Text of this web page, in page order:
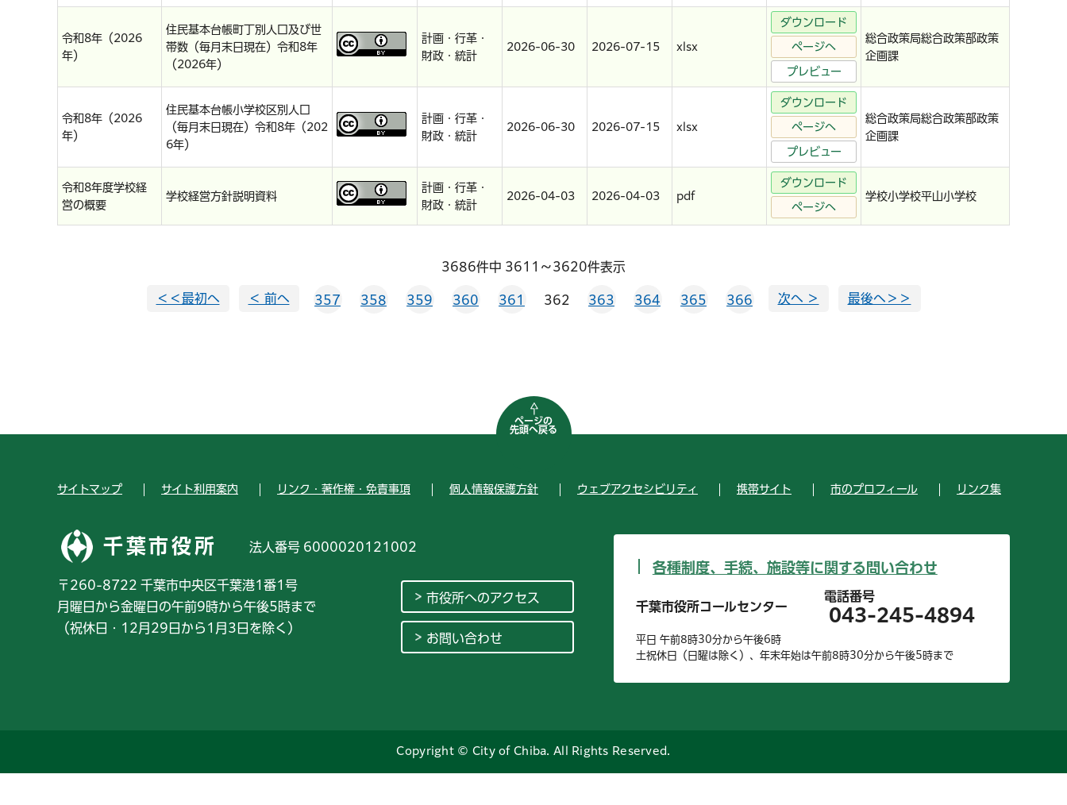
令和8年（2026
年）
住民基本台帳町丁別人口及び世
帯数（毎月末日現在）令和8年
（2026年）
計画・行革・
財政・統計
2026-06-30 2026-07-15 xlsx
ダウンロード
ページへ
プレビュー
総合政策局総合政策部政策
企画課
令和8年（2026
年）
住民基本台帳小学校区別人口
（毎月末日現在）令和8年（202
6年）
計画・行革・
財政・統計
2026-06-30 2026-07-15 xlsx
ダウンロード
ページへ
プレビュー
総合政策局総合政策部政策
企画課
令和8年度学校経
営の概要
学校経営方針説明資料
計画・行革・
財政・統計
2026-04-03 2026-04-03 pdf
ダウンロード
ページへ
学校小学校平山小学校
3686件中 3611～3620件表示
＜＜最初へ ＜ 前へ 357 358 359 360 361 362 363 364 365 366 次へ ＞ 最後へ＞＞
ページの
先頭へ戻る
サイトマップ サイト利用案内 リンク・著作権・免責事項 個人情報保護方針 ウェブアクセシビリティ 携帯サイト 市のプロフィール リンク集
千葉市役所 法人番号 6000020121002
〒260-8722 千葉市中央区千葉港1番1号
月曜日から金曜日の午前9時から午後5時まで
（祝休日・12月29日から1月3日を除く）
市役所へのアクセス
お問い合わせ
各種制度、手続、施設等に関する問い合わせ
千葉市役所コールセンター
電話番号
043-245-4894
平日 午前8時30分から午後6時
土祝休日（日曜は除く）、年末年始は午前8時30分から午後5時まで
Copyright © City of Chiba. All Rights Reserved.